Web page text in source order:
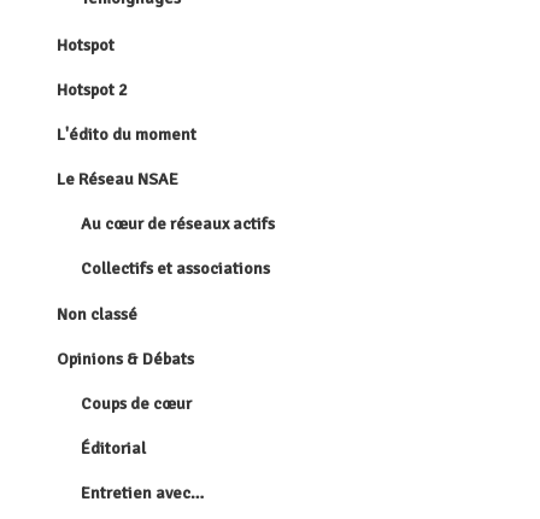
Hotspot
Hotspot 2
L'édito du moment
Le Réseau NSAE
Au cœur de réseaux actifs
Collectifs et associations
Non classé
Opinions & Débats
Coups de cœur
Éditorial
Entretien avec…